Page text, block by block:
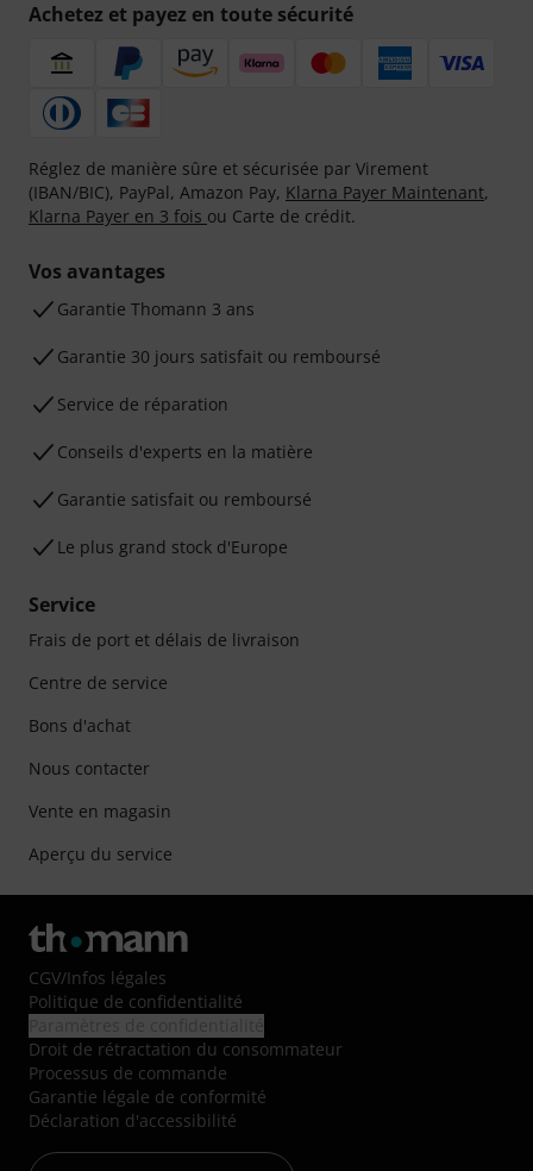
Achetez et payez en toute sécurité
Réglez de manière sûre et sécurisée par Virement
(IBAN/BIC), PayPal, Amazon Pay, Klarna Payer Maintenant,
Klarna Payer en 3 fois ou Carte de crédit.
Vos avantages
Ga­ran­tie Thomann 3 ans
Garantie 30 jours satisfait ou remboursé
Service de réparation
Conseils d'experts en la matière
Garantie satisfait ou remboursé
Le plus grand stock d'Europe
Service
Frais de port et délais de livraison
Centre de service
Bons d'achat
Nous contacter
Vente en magasin
Aperçu du service
CGV/Infos légales
Politique de confidentialité
Droit de rétractation du consommateur
Processus de commande
Garantie légale de conformité
Déclaration d'accessibilité